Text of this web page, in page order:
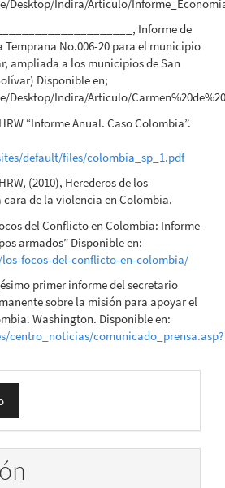
Desktop/Indira/Articulo/
Informe de
No.006-20 para el municipio
ampliada a los municipios de San
Disponible en;
Indira/Articulo/
“Informe Anual. Caso Colombia”.
default/files/colombia_sp_1.pdf
(2010), Herederos de los
de la violencia en Colombia.
del Conflicto en Colombia: Informe
armados” Disponible en:
focos-del-conflicto-en-colombia/
primer informe del secretario
sobre la misión para apoyar el
Washington. Disponible en:
centro_noticias/comunicado_prensa.asp?